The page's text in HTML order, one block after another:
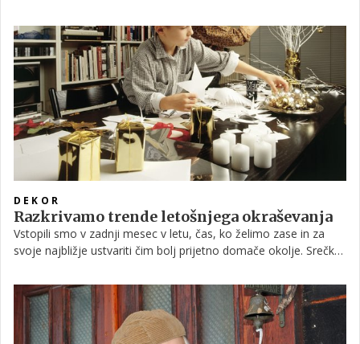
letošnje adventne ’kreacije’ z nami. Poglejte!
DEKOR
Razkrivamo trende letošnjega okraševanja
Vstopili smo v zadnji mesec v letu, čas, ko želimo zase in za
svoje najbližje ustvariti čim bolj prijetno domače okolje. Srečka
kakšni trendi prevladujejo v letošnji praznični sezoni in kako
vanjo kar najbolje vključiti naravo.